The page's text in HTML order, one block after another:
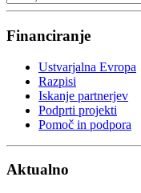
Financiranje
Ustvarjalna Evropa
Razpisi
Iskanje partnerjev
Podprti projekti
Pomoč in podpora
Aktualno